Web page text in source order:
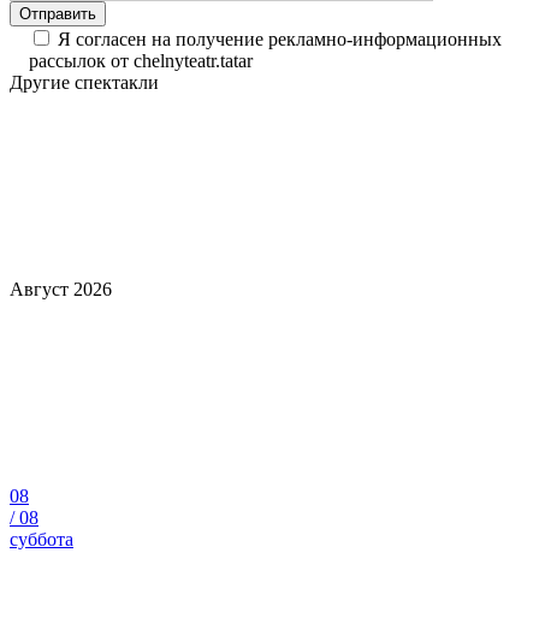
Я согласен на получение рекламно-информационных
рассылок от chelnyteatr.tatar
Другие спектакли
Август 2026
08
/08
суббота